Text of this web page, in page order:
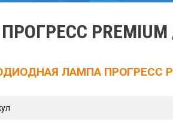
PREMIUM
ЛАМПА ПРОГРЕСС